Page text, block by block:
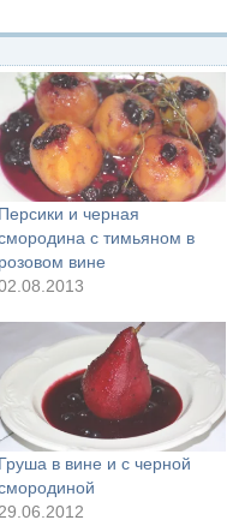
Персики и черная
с тимьяном в
розовом вине
Груша в вине и с черной
29.06.2012